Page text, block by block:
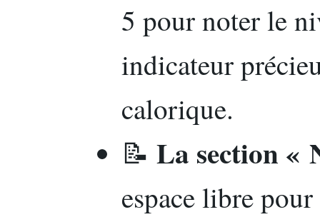
5 pour noter le
indicateur
calorique.
📝 La section «
espace libre